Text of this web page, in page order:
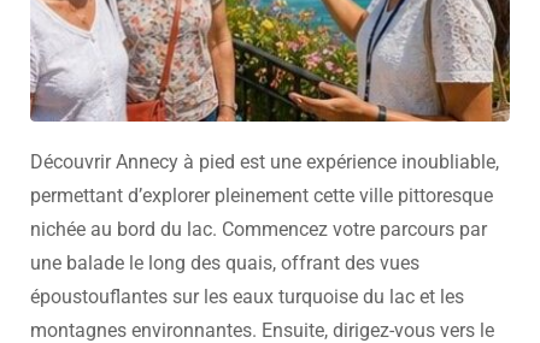
Découvrir Annecy à pied est une expérience inoubliable,
permettant d’explorer pleinement cette ville pittoresque
nichée au bord du lac. Commencez votre parcours par
une balade le long des quais, offrant des vues
époustouflantes sur les eaux turquoise du lac et les
montagnes environnantes. Ensuite, dirigez-vous vers le